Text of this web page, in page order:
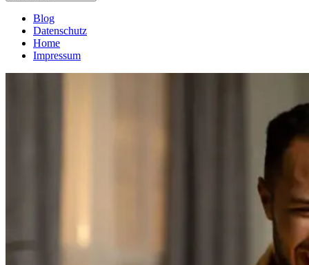
Blog
Datenschutz
Home
Impressum